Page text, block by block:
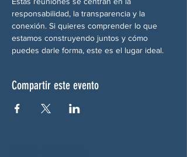
responsabilidad, la transparencia y la
conexión. Si quieres comprender lo que
estamos construyendo juntos y cómo
puedes darle forma, este es el lugar ideal.
Compartir este evento